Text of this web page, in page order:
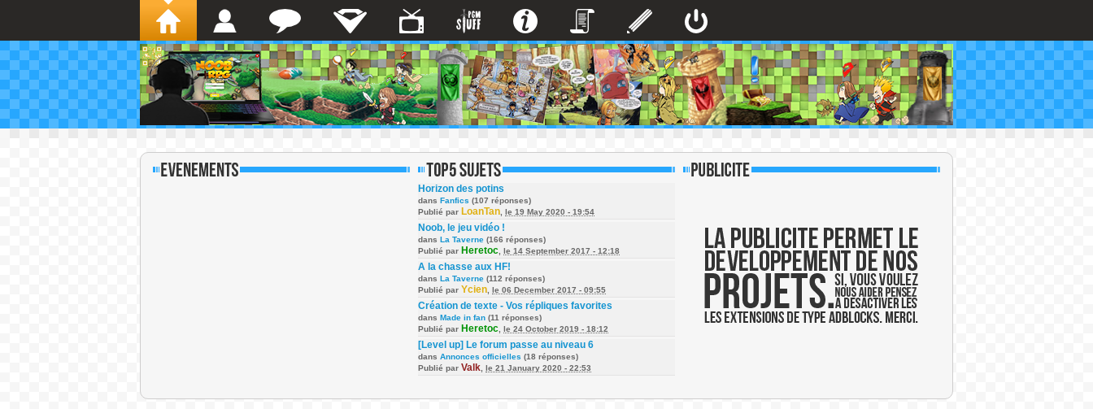
Horizon des potins
dans Fanfics (107 réponses)
Publié par LoanTan le 19 May 2020 - 19:54
Noob, le jeu vidéo !
dans La Taverne (166 réponses)
Publié par Heretoc le 14 September 2017 - 12:18
A la chasse aux HF!
dans La Taverne (112 réponses)
Publié par Ycien le 06 December 2017 - 09:55
Création de texte - Vos répliques favorites
dans Made in fan (11 réponses)
Publié par Heretoc le 24 October 2019 - 18:12
[Level up] Le forum passe au niveau 6
dans Annonces officielles (18 réponses)
Publié par Valk le 21 January 2020 - 22:53